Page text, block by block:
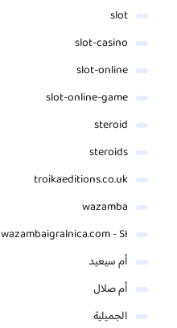
slot
slot-casino
slot-online
slot-online-game
steroid
steroids
troikaeditions.co.uk
wazamba
wazambaigralnica.com - SI
أم سيعيد
أم صلال
الجميلية